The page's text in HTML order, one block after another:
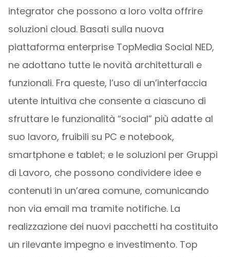
integrator che possono a loro volta offrire
soluzioni cloud. Basati sulla nuova
piattaforma enterprise TopMedia Social NED,
ne adottano tutte le novità architetturali e
funzionali. Fra queste, l’uso di un’interfaccia
utente intuitiva che consente a ciascuno di
sfruttare le funzionalità “social” più adatte al
suo lavoro, fruibili su PC e notebook,
smartphone e tablet; e le soluzioni per Gruppi
di Lavoro, che possono condividere idee e
contenuti in un’area comune, comunicando
non via email ma tramite notifiche. La
realizzazione dei nuovi pacchetti ha costituito
un rilevante impegno e investimento. Top